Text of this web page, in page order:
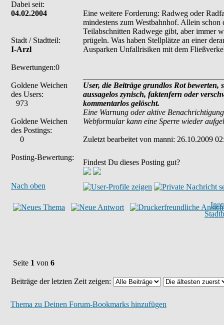
Dabei seit:
04.02.2004
Stadt / Stadtteil:
I-Arzl
Bewertungen:0
Goldene Weichen
des Users:
973
Goldene Weichen
des Postings:
0
Posting-Bewertung:
Eine weitere Forderung: Radweg oder
mindestens zum Westbahnhof. Allein
Teilabschnitten Radwege gibt, aber immer
prügeln. Was haben Stellplätze an einer
Ausparken Unfallrisiken mit dem
User, die Beiträge grundlos Rot
aussagelos zynisch, faktenfern oder
kommentarlos gelöscht.
Eine Warnung oder aktive
Webformular kann eine Sperre wieder
Zuletzt bearbeitet von manni: 26.10.2009
Findest Du dieses Posting gut?
Nach oben
Seite 1 von 6
Beiträge der letzten Zeit zeigen:
Thema zu Deinen Forum-Bookmarks hinzufügen